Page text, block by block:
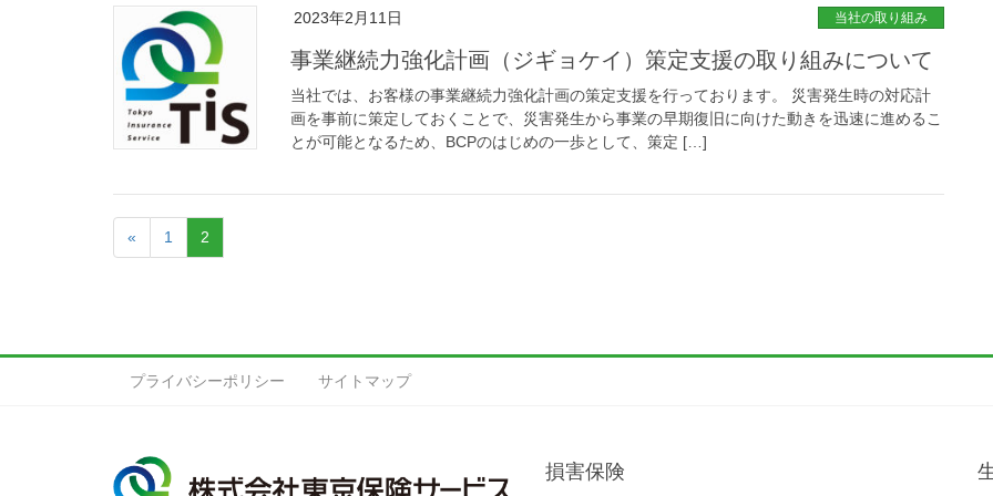
2023年2月11日 当社の取り組み
事業継続力強化計画（ジギョケイ）策定支援の取り組みについて
当社では、お客様の事業継続力強化計画の策定支援を行っております。 災害発生時の対応計
画を事前に策定しておくことで、災害発生から事業の早期復旧に向けた動きを迅速に進めるこ
とが可能となるため、BCPのはじめの一歩として、策定 […]
« 1 2
プライバシーポリシー サイトマップ
損害保険